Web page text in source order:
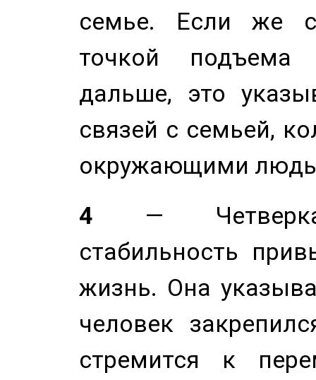
семье. Если же
точкой
дальше, это
связей с семьей,
окружающими
4 — Четверка
стабильность
жизнь. Она
человек
стремится к